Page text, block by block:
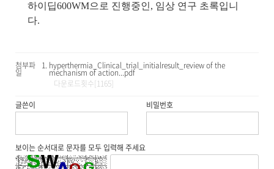
하이딥600WM으로 진행중인, 임상 연구 초록입니
다.
첨부파
일
hyperthermia_Clinical_trial_initialresult_review of the
mechanism of action...pdf
다운로드횟수[1165]
글쓴이
비밀번호
보이는 순서대로 문자를 모두 입력해 주세요